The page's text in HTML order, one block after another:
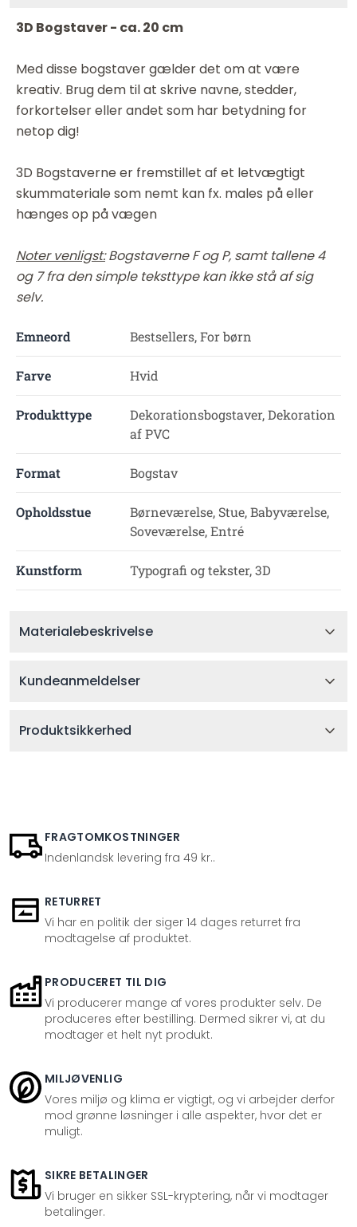
3D Bogstaver - ca. 20 cm
Med disse bogstaver gælder det om at være
kreativ. Brug dem til at skrive navne, stedder,
forkortelser eller andet som har betydning for
netop dig!
3D Bogstaverne er fremstillet af et letvægtigt
skummateriale som nemt kan fx. males på eller
hænges op på vægen
Noter venligst:Bogstaverne F og P, samt tallene 4
og 7 fra den simple teksttype kan ikke stå af sig
selv.
Emneord Bestsellers, For børn
Farve Hvid
Produkttype
Dekorationsbogstaver, Dekoration
af PVC
Format Bogstav
Opholdsstue
Børneværelse, Stue, Babyværelse,
Soveværelse, Entré
Kunstform Typografi og tekster, 3D
Materialebeskrivelse
Kundeanmeldelser
Produktsikkerhed
FRAGTOMKOSTNINGER
Indenlandsk levering fra 49 kr..
RETURRET
Vi har en politik der siger 14 dages returret fra
modtagelse af produktet.
PRODUCERET TIL DIG
Vi producerer mange af vores produkter selv. De
produceres efter bestilling. Dermed sikrer vi, at du
modtager et helt nyt produkt.
MILJØVENLIG
Vores miljø og klima er vigtigt, og vi arbejder derfor
mod grønne løsninger i alle aspekter, hvor det er
muligt.
SIKRE BETALINGER
Vi bruger en sikker SSL-kryptering, når vi modtager
betalinger.